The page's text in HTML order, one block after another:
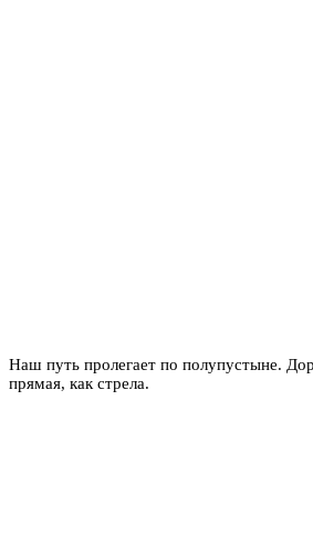
Наш путь пролегает по полупустыне.
прямая, как стрела.